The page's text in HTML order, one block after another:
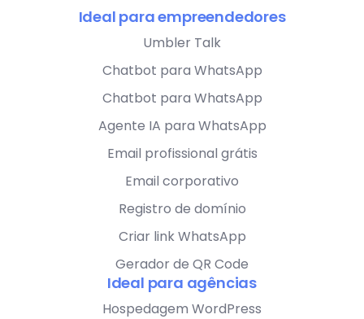
Ideal para empreendedores
Umbler Talk
Chatbot para WhatsApp
Chatbot para WhatsApp
Agente IA para WhatsApp
Email profissional grátis
Email corporativo
Registro de domínio
Criar link WhatsApp
Gerador de QR Code
Ideal para agências
Hospedagem WordPress